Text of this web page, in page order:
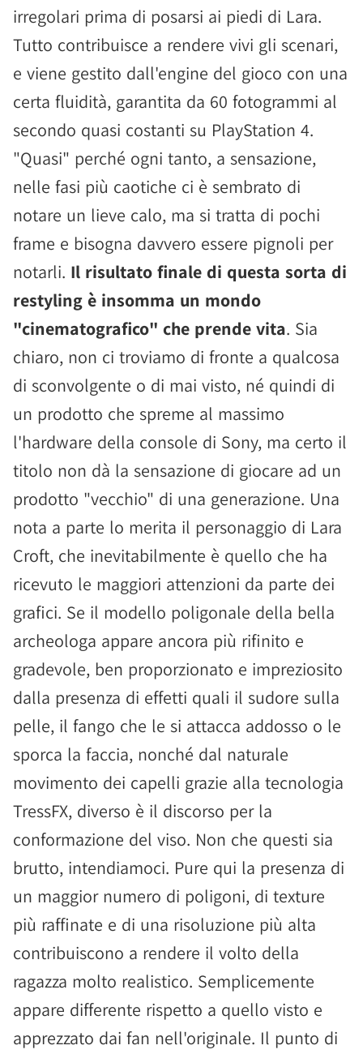
irregolari prima di posarsi ai piedi di Lara.
Tutto contribuisce a rendere vivi gli scenari,
e viene gestito dall'engine del gioco con una
certa fluidità, garantita da 60 fotogrammi al
secondo quasi costanti su PlayStation 4.
"Quasi" perché ogni tanto, a sensazione,
nelle fasi più caotiche ci è sembrato di
notare un lieve calo, ma si tratta di pochi
frame e bisogna davvero essere pignoli per
notarli. Il risultato finale di questa sorta di
restyling è insomma un mondo
"cinematografico" che prende vita. Sia
chiaro, non ci troviamo di fronte a qualcosa
di sconvolgente o di mai visto, né quindi di
un prodotto che spreme al massimo
l'hardware della console di Sony, ma certo il
titolo non dà la sensazione di giocare ad un
prodotto "vecchio" di una generazione. Una
nota a parte lo merita il personaggio di Lara
Croft, che inevitabilmente è quello che ha
ricevuto le maggiori attenzioni da parte dei
grafici. Se il modello poligonale della bella
archeologa appare ancora più rifinito e
gradevole, ben proporzionato e impreziosito
dalla presenza di effetti quali il sudore sulla
pelle, il fango che le si attacca addosso o le
sporca la faccia, nonché dal naturale
movimento dei capelli grazie alla tecnologia
TressFX, diverso è il discorso per la
conformazione del viso. Non che questi sia
brutto, intendiamoci. Pure qui la presenza di
un maggior numero di poligoni, di texture
più raffinate e di una risoluzione più alta
contribuiscono a rendere il volto della
ragazza molto realistico. Semplicemente
appare differente rispetto a quello visto e
apprezzato dai fan nell'originale. Il punto di